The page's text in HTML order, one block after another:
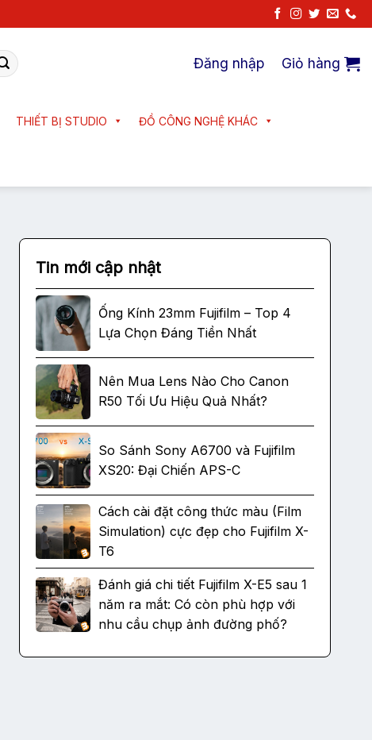
Đăng nhập Giỏ hàng
THIẾT BỊ STUDIO ĐỒ CÔNG NGHỆ KHÁC
Tin mới cập nhật
Ống Kính 23mm Fujifilm – Top 4
Lựa Chọn Đáng Tiền Nhất
Nên Mua Lens Nào Cho Canon
R50 Tối Ưu Hiệu Quả Nhất?
So Sánh Sony A6700 và Fujifilm
XS20: Đại Chiến APS-C
Cách cài đặt công thức màu (Film
Simulation) cực đẹp cho Fujifilm X-
T6
Đánh giá chi tiết Fujifilm X-E5 sau 1
năm ra mắt: Có còn phù hợp với
nhu cầu chụp ảnh đường phố?